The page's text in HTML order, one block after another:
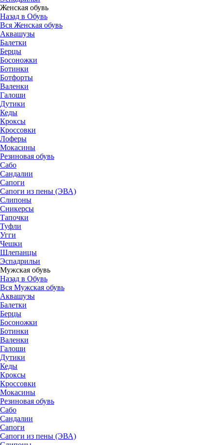
Женская обувь
Назад в Обувь
Вся Женская обувь
Аквашузы
Балетки
Берцы
Босоножки
Ботинки
Ботфорты
Валенки
Галоши
Дутики
Кеды
Кроксы
Кроссовки
Лоферы
Мокасины
Резиновая обувь
Сабо
Сандалии
Сапоги
Сапоги из пены (ЭВА)
Слипоны
Сникерсы
Тапочки
Туфли
Угги
Чешки
Шлепанцы
Эспадрильи
Мужская обувь
Назад в Обувь
Вся Мужская обувь
Аквашузы
Балетки
Берцы
Босоножки
Ботинки
Валенки
Галоши
Дутики
Кеды
Кроксы
Кроссовки
Мокасины
Резиновая обувь
Сабо
Сандалии
Сапоги
Сапоги из пены (ЭВА)